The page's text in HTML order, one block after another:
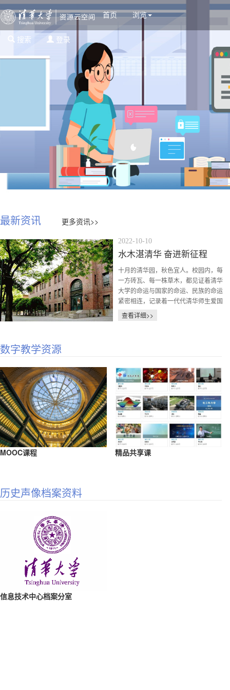
首页 浏览
搜索 登录
最新资讯 更多资讯>>
2022-10-10
水木湛清华 奋进新征程
十月的清华园，秋色宜人。校园内，每
一方砖瓦、每一株草木，都见证着清华
大学的命运与国家的命运、民族的命运
紧密相连，记录着一代代清华师生爱国
奉献...
查看详细>>
数字教学资源
MOOC课程 精品共享课
历史声像档案资料
信息技术中心档案分室